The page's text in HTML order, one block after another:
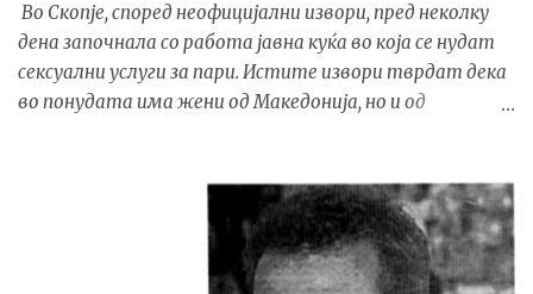
Во Скопје, според неофицијални извори, пред неколку
дена започнала со работа јавна куќа во која се нудат
сексуални услуги за пари. Истите извори тврдат дека
во понудата има жени од Македонија, но и од
како и можност за закажување на термин. Цените се
движат од околу 100 до 600 евра , во зависност од
времетраењето на ангажманот. Организирањето и
посредувањето во проституција во Република